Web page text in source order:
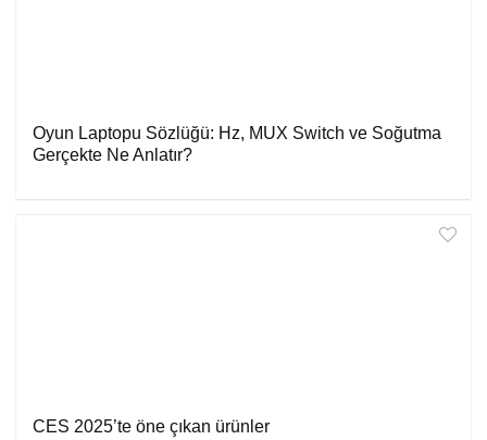
Oyun Laptopu Sözlüğü: Hz, MUX Switch ve Soğutma
Gerçekte Ne Anlatır?
CES 2025’te öne çıkan ürünler